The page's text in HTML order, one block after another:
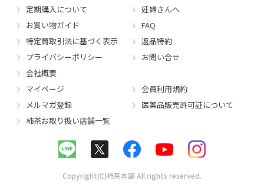
定期購入について
妊婦さんへ
お買い物ガイド
FAQ
特定商取引法に基づく表示
返品特約
プライバシーポリシー
お問い合せ
会社概要
マイページ
会員利用規約
メルマガ登録
医薬品販売許可証について
柿茶お取り扱い店舗一覧
Copyright(C)柿茶本舗 All rights reserved.